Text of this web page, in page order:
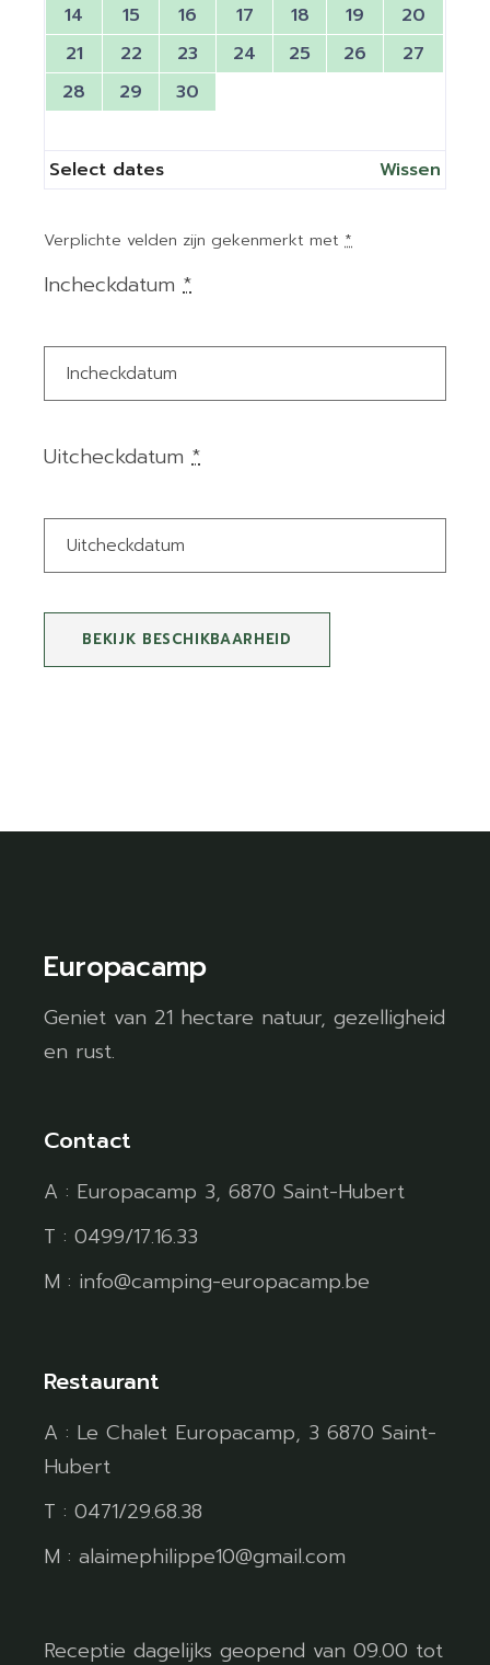
14
15 16 17 18 19
20
21
22 23 24 25 26
27
28
29 30
Select dates Wissen
Verplichte velden zijn gekenmerkt met*
Incheckdatum*
Uitcheckdatum*
Europacamp
Geniet van 21 hectare natuur, gezelligheid
en rust.
Contact
A : Europacamp 3, 6870 Saint-Hubert
T : 0499/17.16.33
M : info@camping-europacamp.be
Restaurant
A : Le Chalet Europacamp, 3 6870 Saint-
Hubert
T : 0471/29.68.38
M : alaimephilippe10@gmail.com
Receptie dagelijks geopend van 09.00 tot